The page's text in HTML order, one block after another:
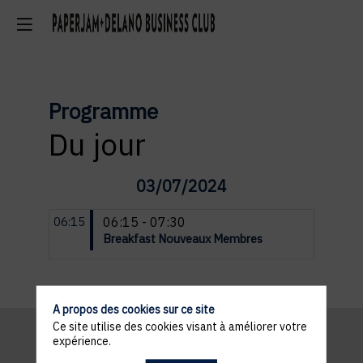
Programme
Du jour
03/07/2024
06:15 06:15 - 07:30
Breakfast Nouveaux Membres
A propos des cookies sur ce site
Ce site utilise des cookies visant à améliorer votre
expérience.